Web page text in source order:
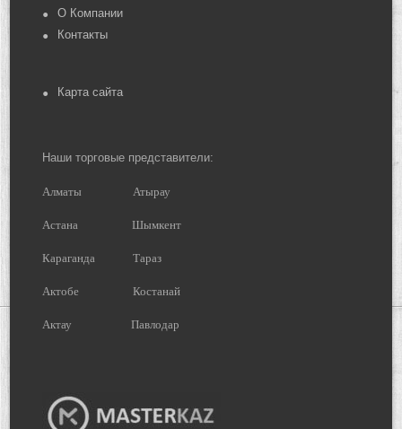
О Компании
Контакты
Карта сайта
Наши торговые представители:
Алматы Атырау
Астана Шымкент
Караганда Тараз
Актобе Костанай
Актау Павлодар